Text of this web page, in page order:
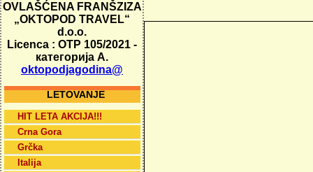
OVLAŠĆENA FRANŠZIZA
„OKTOPOD TRAVEL“
d.o.o.
Licenca : OTP 105/2021 -
категорија А.
oktopodjagodina@
LETOVANJE
HIT LETA AKCIJA!!!
Crna Gora
Grčka
Italija